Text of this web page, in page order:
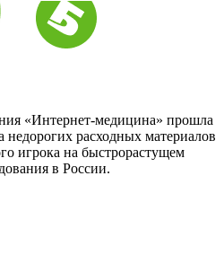
«Интернет-медицина» прошла
недорогих расходных материалов
игрока на быстрорастущем
в России.